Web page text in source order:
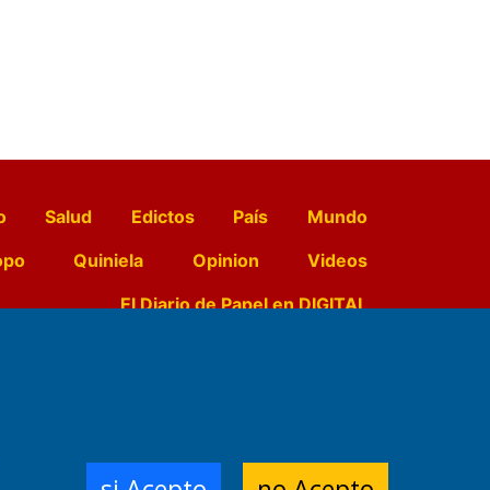
Salud Edictos País
Mundo
Quiniela Opinion
Videos
El Diario de Papel en DIGITAL